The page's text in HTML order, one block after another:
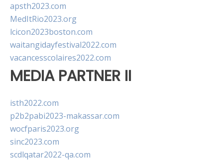
apsth2023.com
MedItRio2023.org
lcicon2023boston.com
waitangidayfestival2022.com
vacancesscolaires2022.com
MEDIA PARTNER II
isth2022.com
p2b2pabi2023-makassar.com
wocfparis2023.org
sinc2023.com
scdlqatar2022-qa.com